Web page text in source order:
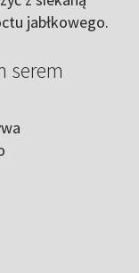
jabłkowego.
serem